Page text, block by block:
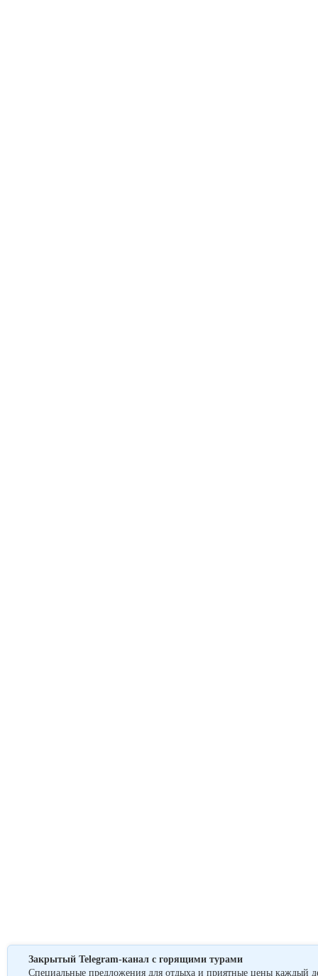
Закрытый Telegram-канал с горящими турами
Специальные предложения для отдыха и приятные цены каждый